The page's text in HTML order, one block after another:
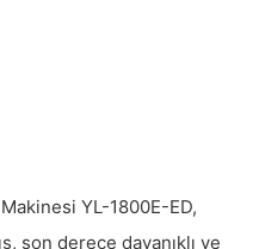
YL-1800E-ED,
son derece dayanıklı ve